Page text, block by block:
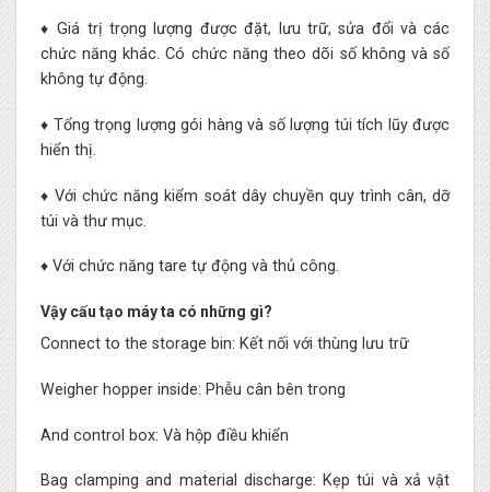
♦ Giá trị trọng lượng được đặt, lưu trữ, sửa đổi và các
chức năng khác. Có chức năng theo dõi số không và số
không tự động.
♦ Tổng trọng lượng gói hàng và số lượng túi tích lũy được
hiển thị.
♦ Với chức năng kiểm soát dây chuyền quy trình cân, dỡ
túi và thư mục.
♦ Với chức năng tare tự động và thủ công.
Vậy cấu tạo máy ta có những gì?
Connect to the storage bin: Kết nối với thùng lưu trữ
Weigher hopper inside: Phễu cân bên trong
And control box: Và hộp điều khiển
Bag clamping and material discharge: Kẹp túi và xả vật